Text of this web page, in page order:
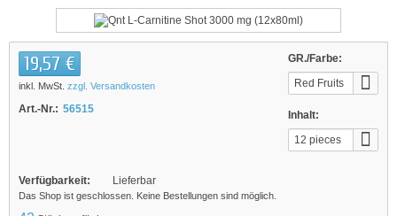
GR./Farbe:
Red Fruits
Inhalt:
12 pieces
19,57 €
inkl. MwSt. zzgl. Versandkosten
Art.-Nr.: 56515
Verfügbarkeit: Lieferbar
Das Shop ist geschlossen. Keine Bestellungen sind möglich.